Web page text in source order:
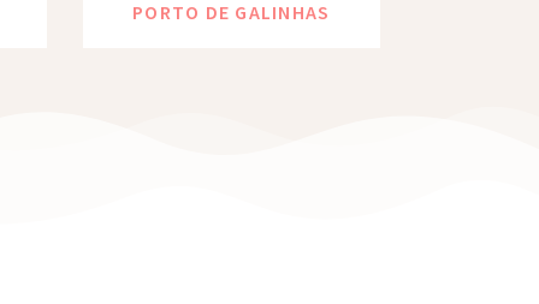
PORTO DE GALINHAS